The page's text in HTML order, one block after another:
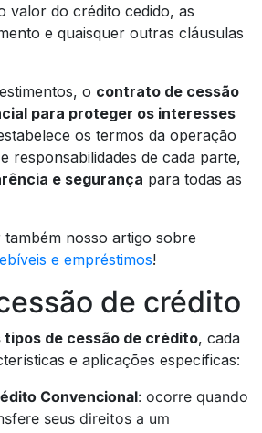
valor do crédito cedido, as
e quaisquer outras cláusulas
o contrato de cessão
para proteger os interesses
os termos da operação
responsabilidades de cada parte,
e segurança para todas as
nosso artigo sobre
e empréstimos!
de crédito
de cessão de crédito, cada
e aplicações específicas:
Convencional: ocorre quando
seus direitos a um